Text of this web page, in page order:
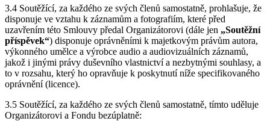
3.4 Soutěžící, za každého ze svých členů samostatně, prohlašuje, že
disponuje ve vztahu k záznamům a fotografiím, které před
uzavřením této Smlouvy předal Organizátorovi (dále jen „Soutěžní
příspěvek“) disponuje oprávněními k majetkovým právům autora,
výkonného umělce a výrobce audio a audiovizuálních záznamů,
jakož i jinými právy duševního vlastnictví a nezbytnými souhlasy, a
to v rozsahu, který ho opravňuje k poskytnutí níže specifikovaného
oprávnění (licence).
3.5 Soutěžící, za každého ze svých členů samostatně, tímto uděluje
Organizátorovi a Fondu bezúplatně: